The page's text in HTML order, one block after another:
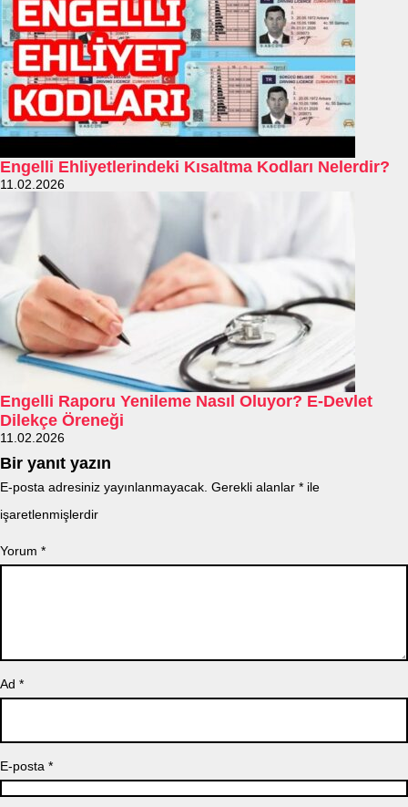
Engelli Ehliyetlerindeki Kısaltma Kodları Nelerdir?
11.02.2026
Engelli Raporu Yenileme Nasıl Oluyor? E-Devlet
Dilekçe Öreneği
11.02.2026
Bir yanıt yazın
E-posta adresiniz yayınlanmayacak. Gerekli alanlar * ile
işaretlenmişlerdir
Yorum *
Ad *
E-posta *